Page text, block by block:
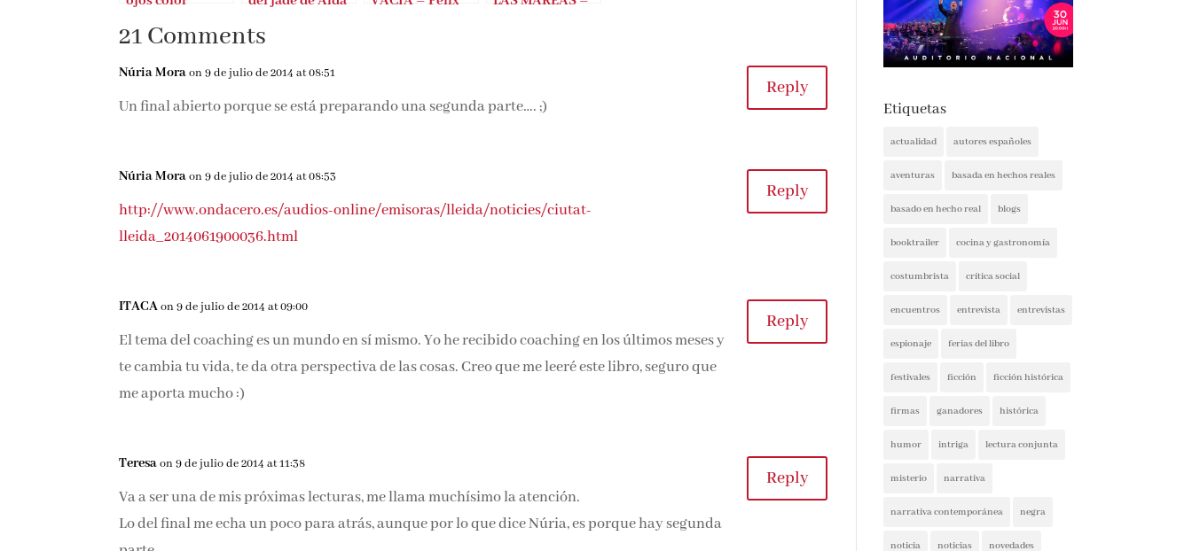
ojos color
violeta
del jade de Aida
Bañuls Estruch
21 Comments
Núria Mora on 9 de julio de 2014 at 08:51
Reply
Núria Mora on 9 de julio de 2014 at 08:53
http://www.ondacero.es/audios-online/emisoras/lleida/noticies/ciutat-
Reply
ITACA on 9 de julio de 2014 at 09:00
El tema del coaching es un mundo en sí mismo. Yo he recibido coaching en los últimos meses
y te cambia tu vida, te da otra perspectiva de las cosas. Creo que me leeré este libro, seguro
Reply
on 9 de julio de 2014 at 11:38
Va a ser una de mis próximas lecturas, me llama muchísimo la atención.
Reply